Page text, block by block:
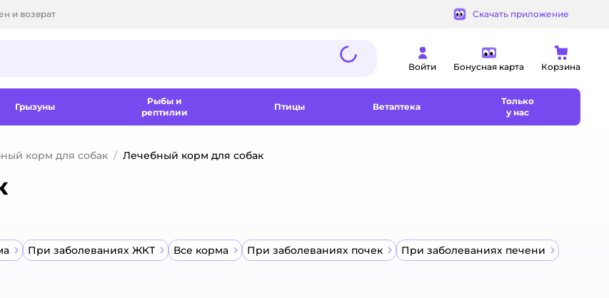
и возврат Скачать приложение
Войти Бонусная карта Корзина
Грызуны
Рыбы и
рептилии
Птицы Ветаптека
Только
у нас
корм для собак Лечебный корм для собак
При заболеваниях ЖКТ Все корма При заболеваниях почек
При заболеваниях печени